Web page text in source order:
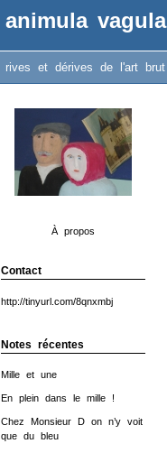
animula vagula
rives et dérives de l'art brut
À propos
Contact
http://tinyurl.com/8qnxmbj
Notes récentes
Mille et une
En plein dans le mille !
Chez Monsieur D on n’y voit
que du bleu